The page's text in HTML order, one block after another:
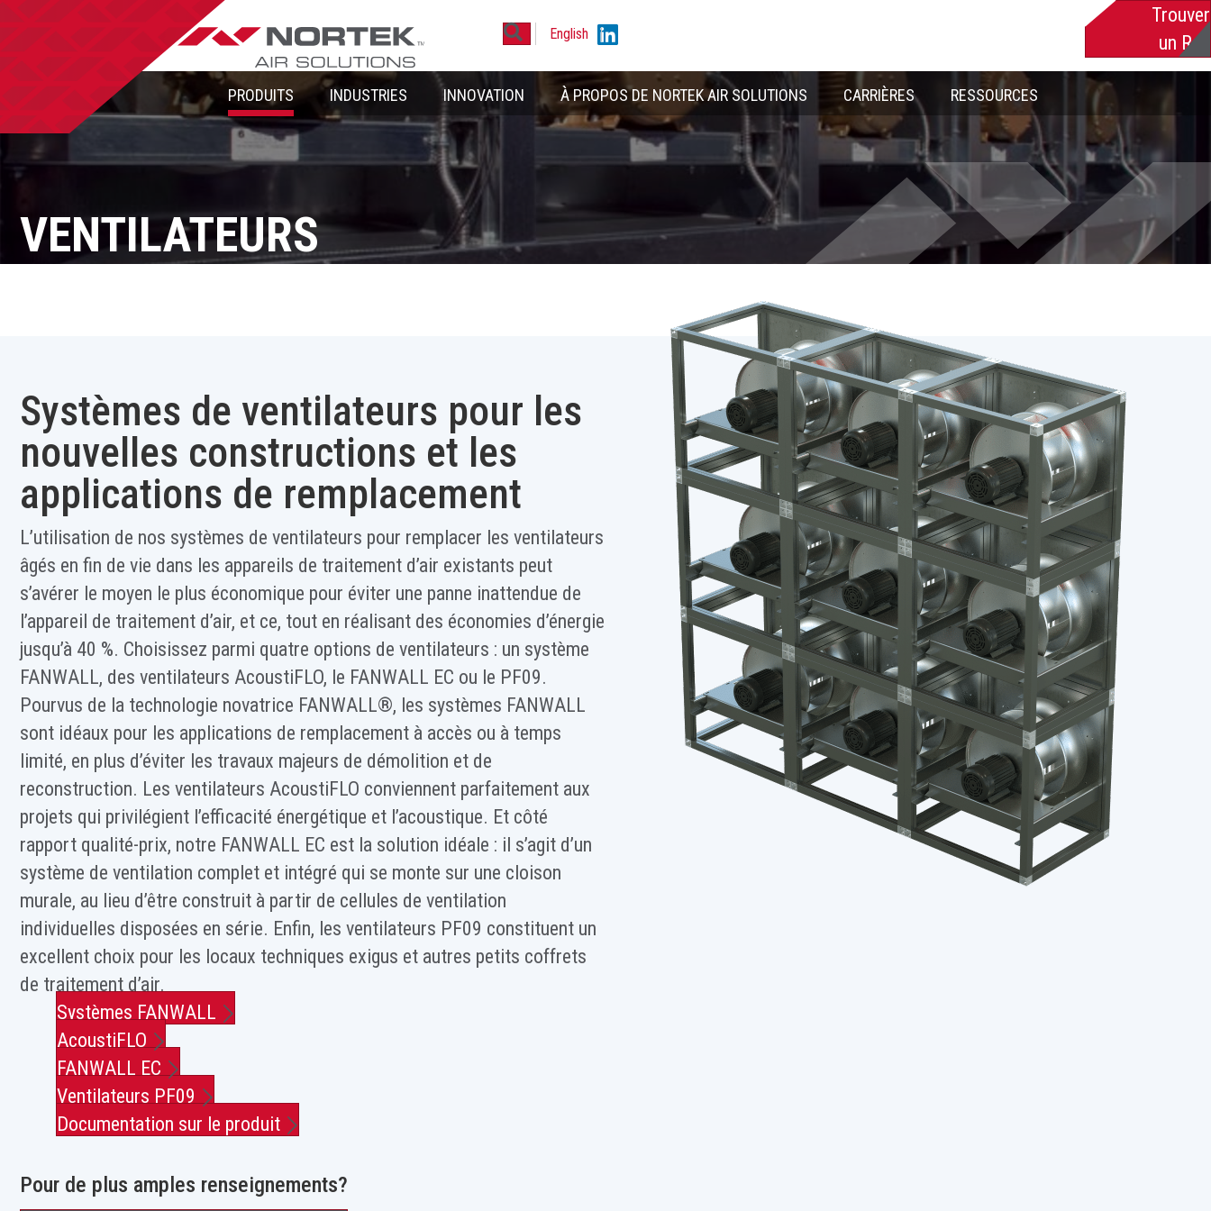
Trouver
un Rep
English
Rechercher Linkedin
PRODUITS INDUSTRIES INNOVATION À PROPOS DE NORTEK AIR SOLUTIONS CARRIÈRES RESSOURCES
VENTILATEURS
Systèmes de ventilateurs pour les
nouvelles constructions et les
applications de remplacement
L’utilisation de nos systèmes de ventilateurs pour remplacer les ventilateurs
âgés en fin de vie dans les appareils de traitement d’air existants peut
s’avérer le moyen le plus économique pour éviter une panne inattendue de
l’appareil de traitement d’air, et ce, tout en réalisant des économies d’énergie
jusqu’à 40 %. Choisissez parmi quatre options de ventilateurs : un système
FANWALL, des ventilateurs AcoustiFLO, le FANWALL EC ou le PF09.
Pourvus de la technologie novatrice FANWALL®, les systèmes FANWALL
sont idéaux pour les applications de remplacement à accès ou à temps
limité, en plus d’éviter les travaux majeurs de démolition et de
reconstruction. Les ventilateurs AcoustiFLO conviennent parfaitement aux
projets qui privilégient l’efficacité énergétique et l’acoustique. Et côté
rapport qualité-prix, notre FANWALL EC est la solution idéale : il s’agit d’un
système de ventilation complet et intégré qui se monte sur une cloison
murale, au lieu d’être construit à partir de cellules de ventilation
individuelles disposées en série. Enfin, les ventilateurs PF09 constituent un
excellent choix pour les locaux techniques exigus et autres petits coffrets
de traitement d’air.
Systèmes FANWALL
AcoustiFLO
FANWALL EC
Ventilateurs PF09
Documentation sur le produit
Pour de plus amples renseignements?